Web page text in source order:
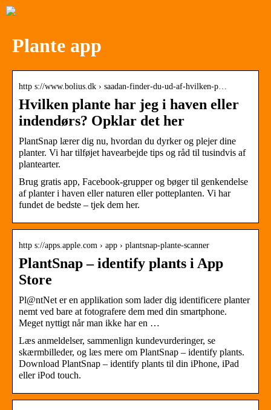
Plante app
http s://www.bolius.dk › saadan-finder-du-ud-af-hvilken-p…
Hvilken plante har jeg i haven eller
indendørs? Opklar det her
PlantSnap lærer dig nu, hvordan du dyrker og plejer dine
planter. Vi har tilføjet havearbejde tips og råd til tusindvis af
plantearter.
Brug gratis app, Facebook-grupper og bøger til genkendelse
af planter i haven eller naturen eller potteplanten. Vi har
fundet de bedste – tjek dem her.
http s://apps.apple.com › app › plantsnap-plante-scanner
PlantSnap – identify plants i App
Store
Pl@ntNet er en applikation som lader dig identificere planter
nemt ved bare at fotografere dem med din smartphone.
Meget nyttigt når man ikke har en …
Læs anmeldelser, sammenlign kundevurderinger, se
skærmbilleder, og læs mere om PlantSnap – identify plants.
Download PlantSnap – identify plants til din iPhone, iPad
eller iPod touch.